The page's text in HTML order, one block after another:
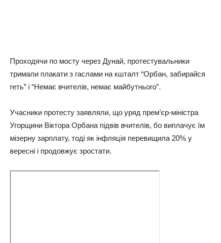
Проходячи по мосту через Дунай, протестувальники
тримали плакати з гаслами на кшталт “Орбан, забирайся
геть” і “Немає вчителів, немає майбутнього”.
Учасники протесту заявляли, що уряд прем’єр-міністра
Угорщини Віктора Орбана підвів вчителів, бо виплачує їм
мізерну зарплату, тоді як інфляція перевищила 20% у
вересні і продовжує зростати.